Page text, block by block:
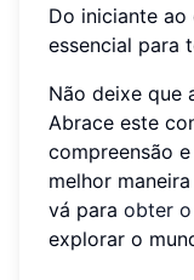
Do iniciante ao
essencial para
Não deixe que
Abrace este
compreensão
melhor
vá para obter
explorar o